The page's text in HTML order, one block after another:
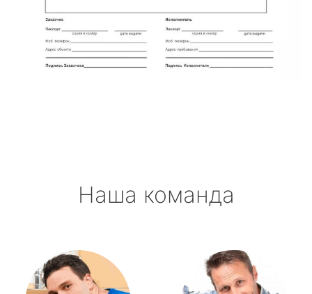
Наша команда